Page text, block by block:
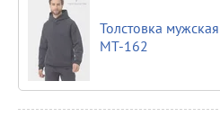
Толстовка мужская
MT-162